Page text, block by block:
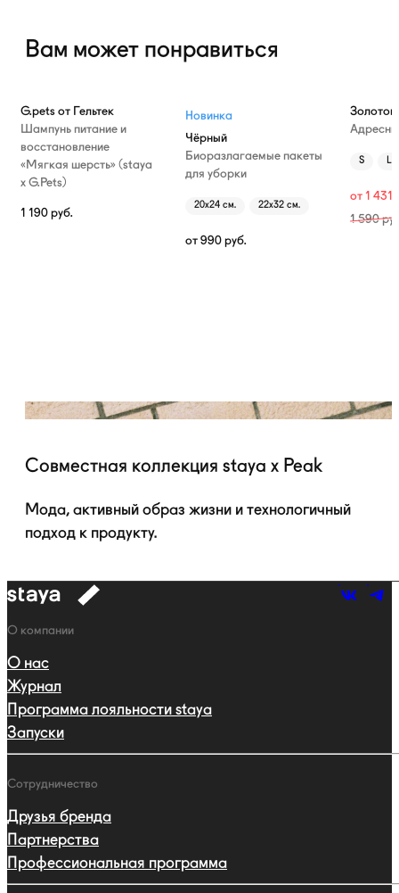
Вам может понравиться
G.pets от Гельтек
Шампунь питание и
восстановление
«Мягкая шерсть» (staya
х G.Pets)
1 190 руб.
Новинка
Чёрный
Биоразлагаемые пакеты
для уборки
20х24 см. 22х32 см.
от 990 руб.
Золотой
S L
от 1 431
1 590
Совместная коллекция staya x Peak
Мода, активный образ жизни и технологичный
подход к продукту.
к
Навигация
О компании
О нас
Журнал
Программа лояльности staya
Запуски
Сотрудничество
Друзья бренда
Партнерства
Профессиональная программа